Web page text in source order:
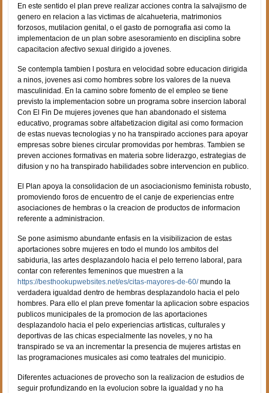
En este sentido el plan preve realizar acciones contra la salvajismo de
genero en relacion a las victimas de alcahueteria, matrimonios
forzosos, mutilacion genital, o el gasto de pornografia asi­ como la
implementacion de un plan sobre asesoramiento en disciplina sobre
capacitacion afectivo sexual dirigido a jovenes.
Se contempla tambien l postura en velocidad sobre educacion dirigida
a ninos, jovenes asi­ como hombres sobre los valores de la nueva
masculinidad. En la camino sobre fomento de el empleo se tiene
previsto la implementacion sobre un programa sobre insercion laboral
Con El Fin De mujeres jovenes que han abandonado el sistema
educativo, programas sobre alfabetizacion digital asi­ como formacion
de estas nuevas tecnologias y no ha transpirado acciones para apoyar
empresas sobre bienes circular promovidas por hembras. Tambien se
preven acciones formativas en materia sobre liderazgo, estrategi­as de
difusion y no ha transpirado habilidades sobre intervencion en publico.
El Plan apoya la consolidacion de un asociacionismo feminista robusto,
promoviendo foros de encuentro de el canje de experiencias entre
asociaciones de hembras o la creacion de productos de informacion
referente a administracion.
Se pone asimismo abundante enfasis en la visibilizacion de estas
aportaciones sobre mujeres en todo el mundo los ambitos del
sabiduria, las artes desplazandolo hacia el pelo terreno laboral, para
contar con referentes femeninos que muestren a la
https://besthookupwebsites.net/es/citas-mayores-de-60/mundo la
verdadera igualdad dentro de hembras desplazandolo hacia el pelo
hombres. Para ello el plan preve fomentar la aplicacion sobre espacios
publicos municipales de la promocion de las aportaciones
desplazandolo hacia el pelo experiencias artisticas, culturales y
deportivas de las chicas especialmente las noveles, y no ha
transpirado se va an incrementar la presencia de mujeres artistas en
las programaciones musicales asi­ como teatrales del municipio.
Diferentes actuaciones de provecho son la realizacion de estudios de
seguir profundizando en la evolucion sobre la igualdad y no ha